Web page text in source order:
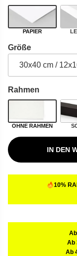
PAPIER
Größe
Rahmen
OHNE RAHMEN
IN DEN
10%
Ab
Ab